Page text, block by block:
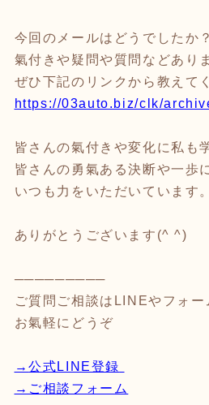
今回のメールはどうでしたか？
氣付きや疑問や質問などあり
ぜひ下記のリンクから教えて
https://03auto.biz/clk/
皆さんの氣付きや変化に私も
皆さんの勇氣ある決断や一歩
いつも力をいただいています。
ありがとうございます(^ ^)
─────────
ご質問ご相談はLINEやフォー
お氣軽にどうぞ
→公式LINE登録
→ご相談フォーム